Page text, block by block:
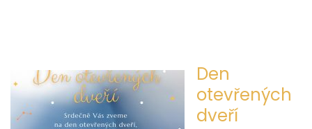
Den
otevřených
dveří